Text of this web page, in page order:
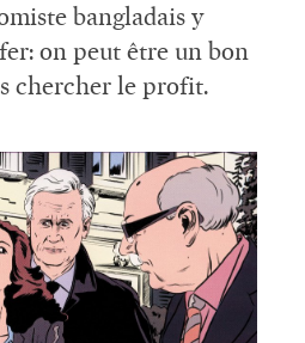
bangladais y
on peut être un bon
chercher le profit.